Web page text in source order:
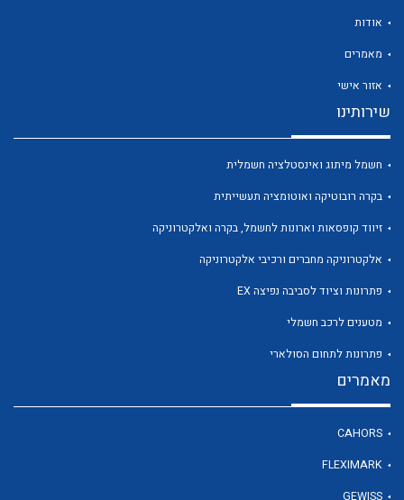
לכל מוצרי היצרן
אודות
מאמרים
אזור אישי
שירותינו
חשמל מיתוג ואינסטלציה חשמלית
בקרה רובוטיקה ואוטומציה תעשייתית
זיווד קופסאות וארונות לחשמל, בקרה ואלקטרוניקה
אלקטרוניקה מחברים ורכיבי אלקטרוניקה
פתרונות וציוד לסביבה נפיצה EX
מטענים לרכב חשמלי
פתרונות לתחום הסולארי
מאמרים
CAHORS
FLEXIMARK
GEWISS